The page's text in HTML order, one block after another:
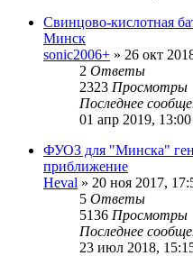
Свинцово-кислотная
Минск
sonic2006+ » 26 окт
2 Ответы
2323 Просмотры
Последнее
01 апр 2019, 13:00
ФУОЗ для "Минска"
приближение
Heval » 20 ноя 2017,
5 Ответы
5136 Просмотры
Последнее
23 июл 2018,